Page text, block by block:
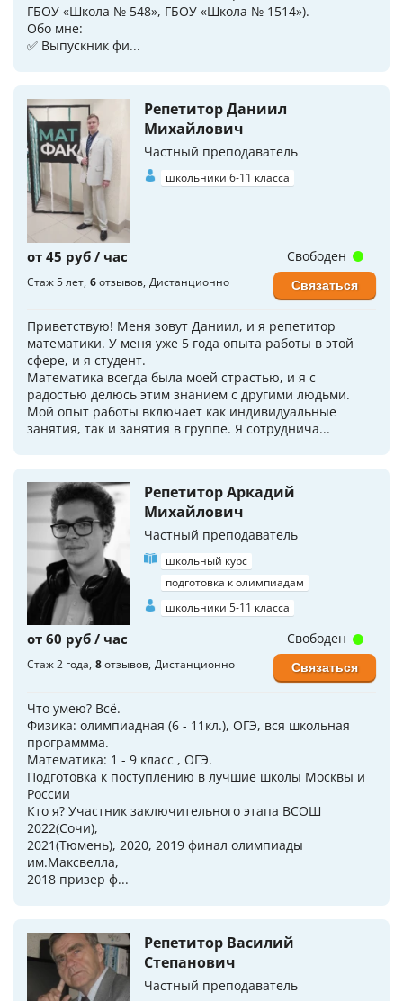
ГБОУ «Школа № 548», ГБОУ «Школа № 1514»).
Обо мне:
✅ Выпускник фи...
Репетитор Даниил
Михайлович
Частный преподаватель
школьники 6-11 класса
от 45 руб / час
Стаж 5 лет 6отзывов Дистанционно
Приветствую! Меня зовут Даниил, и я репетитор
математики. У меня уже 5 года опыта работы в этой
сфере, и я студент.
Математика всегда была моей страстью, и я с
радостью делюсь этим знанием с другими людьми.
Мой опыт работы включает как индивидуальные
занятия, так и занятия в группе. Я сотруднича...
Свободен
Связаться
Репетитор Аркадий
Михайлович
Частный преподаватель
школьный курс
подготовка к олимпиадам
школьники 5-11 класса
от 60 руб / час
Стаж 2 года 8отзывов Дистанционно
Что умею? Всё.
Физика: олимпиадная (6 - 11кл.), ОГЭ, вся школьная
программма.
Математика: 1 - 9 класс , ОГЭ.
Подготовка к поступлению в лучшие школы Москвы и
России
Кто я? Участник заключительного этапа ВСОШ
2022(Сочи),
2021(Тюмень), 2020, 2019 финал олимпиады
им.Максвелла,
2018 призер ф...
Свободен
Связаться
Репетитор Василий
Степанович
Частный преподаватель